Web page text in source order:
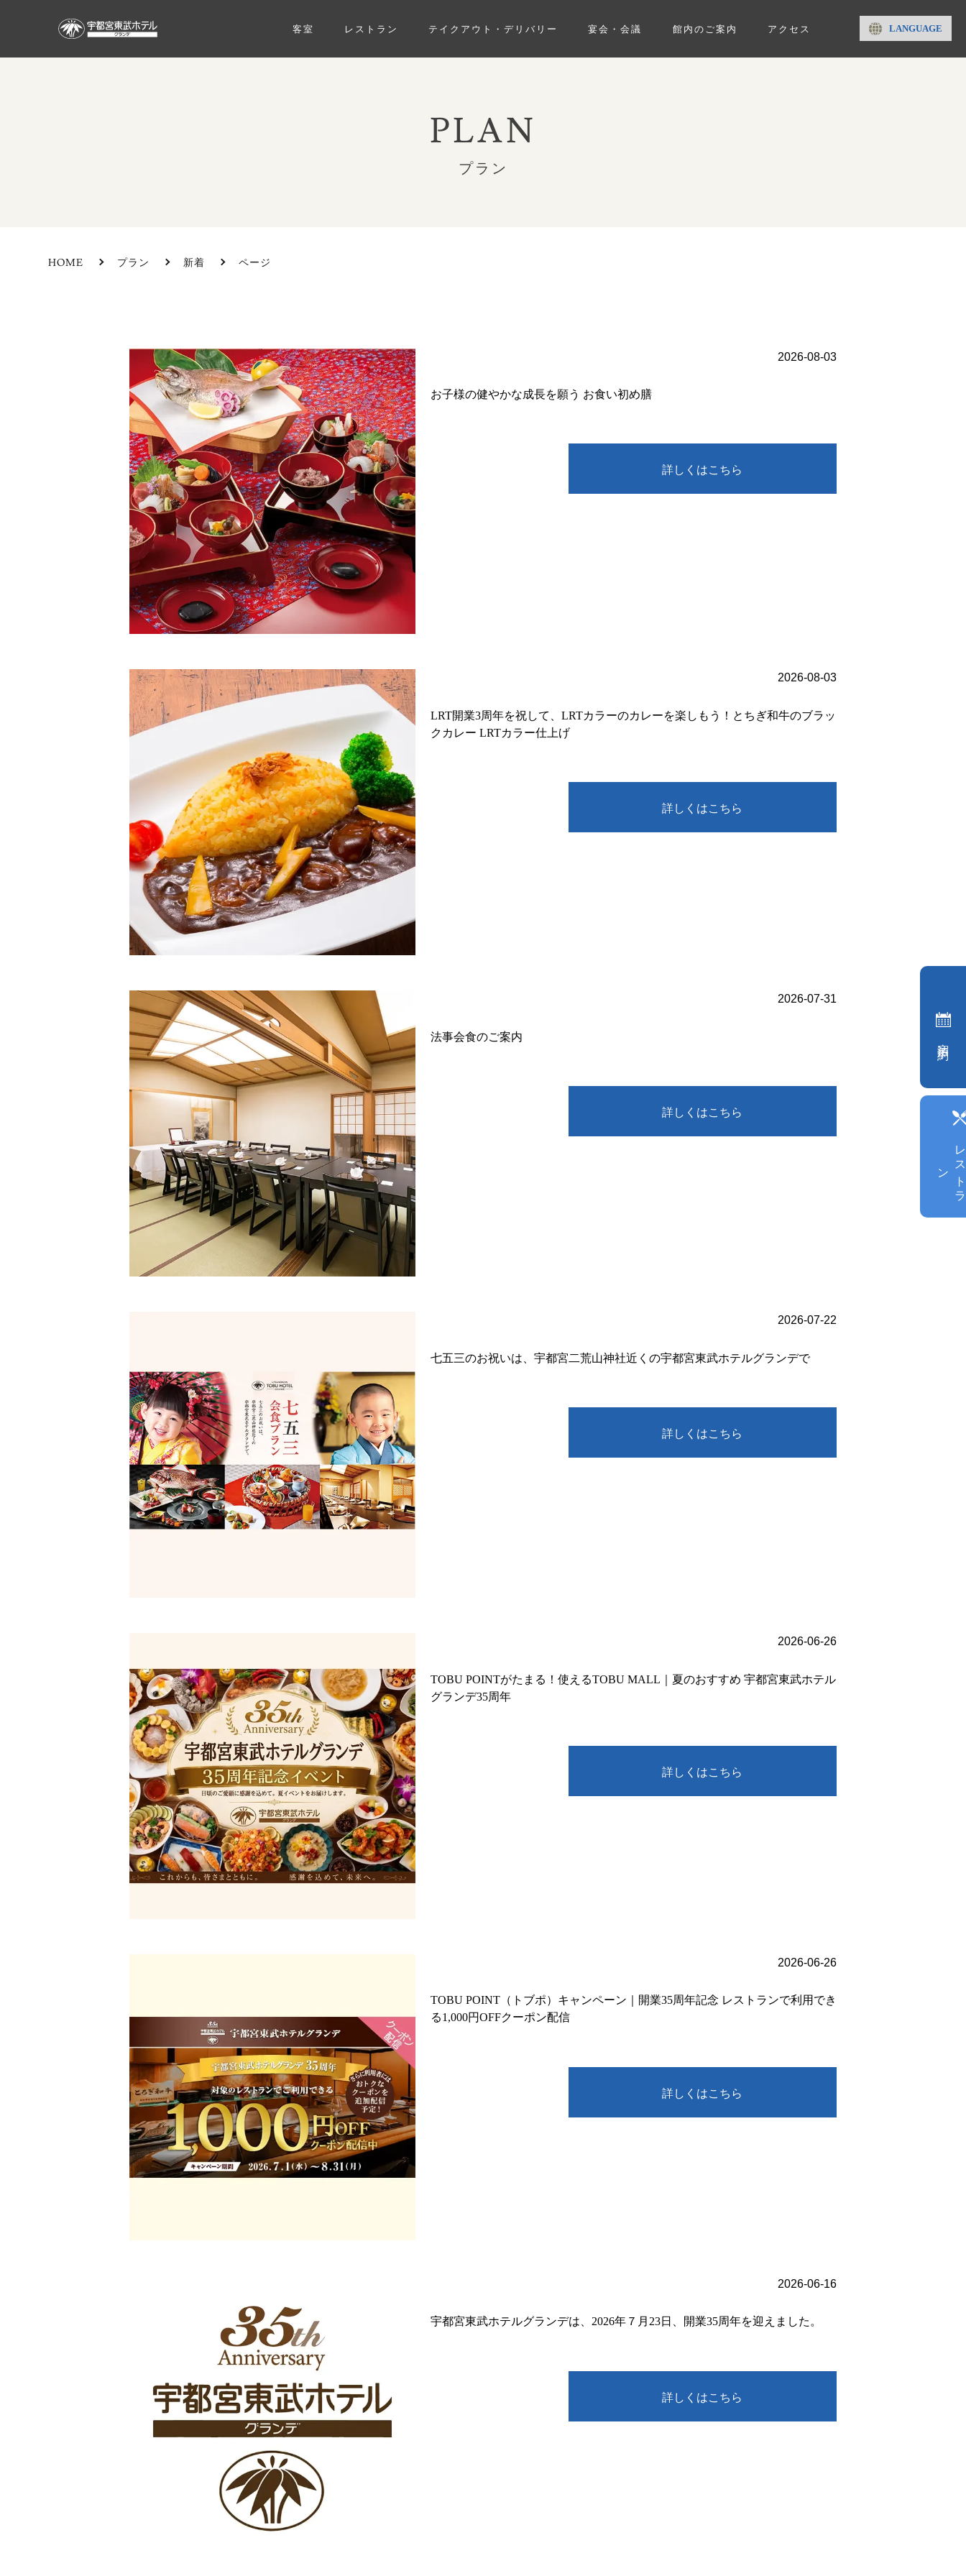
客室 レストラン テイクアウト・デリバリー 宴会・会議 館内のご案内 アクセス LANGUAGE
PLAN
プラン
HOME プラン 新着 ページ
2026-08-03
お子様の健やかな成長を願う お食い初め膳
詳しくはこちら
2026-08-03
LRT開業3周年を祝して、LRTカラーのカレーを楽しもう！とちぎ和牛のブラッ
クカレー LRTカラー仕上げ
詳しくはこちら
2026-07-31
法事会食のご案内
詳しくはこちら
2026-07-22
七五三のお祝いは、宇都宮二荒山神社近くの宇都宮東武ホテルグランデで
詳しくはこちら
2026-06-26
TOBU POINTがたまる！使えるTOBU MALL｜夏のおすすめ 宇都宮東武ホテル
グランデ35周年
詳しくはこちら
2026-06-26
TOBU POINT（トブポ）キャンペーン｜開業35周年記念 レストランで利用でき
る1,000円OFFクーポン配信
詳しくはこちら
2026-06-16
宇都宮東武ホテルグランデは、2026年７月23日、開業35周年を迎えました。
詳しくはこちら
レ
ス
ト
ラ
ン